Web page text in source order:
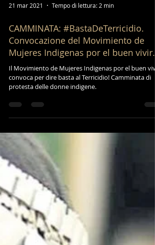
21 mar 2021 Tempo di lettura: 2 min
CAMMINATA: #BastaDeTerricidio.
Convocazione del Movimiento de
Mujeres Indigenas por el buen vivir.
convoca per dire basta al Terricidio! Camminata di
protesta delle donne indigene.